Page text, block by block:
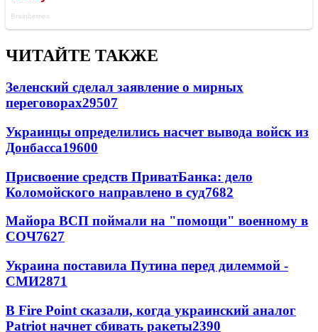
ЧИТАЙТЕ ТАКЖЕ
Зеленский сделал заявление о мирных
переговорах29507
Украинцы определились насчет вывода войск из
Донбасса19600
Присвоение средств ПриватБанка: дело
Коломойского направлено в суд7682
Майора ВСП поймали на "помощи" военному в
СОЧ7627
Украина поставила Путина перед дилеммой -
СМИ2871
В Fire Point сказали, когда украинский аналог
Patriot начнет сбивать ракеты2390